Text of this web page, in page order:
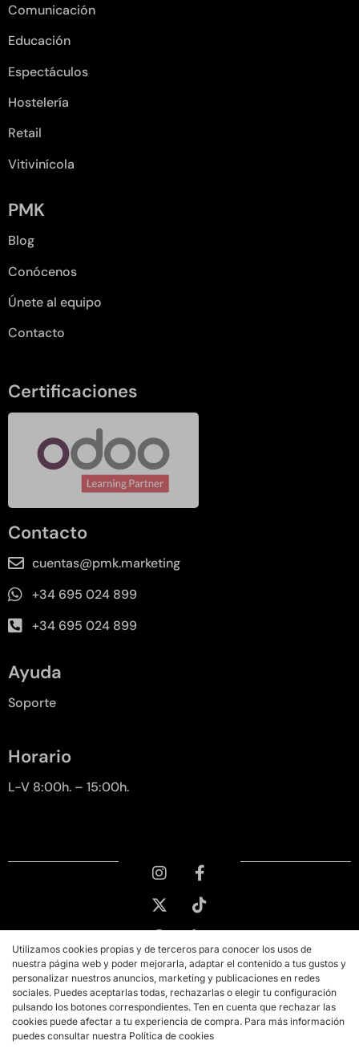
Comunicación
Educación
Espectáculos
Hostelería
Retail
Vitivinícola
PMK
Blog
Conócenos
Únete al equipo
Contacto
Certificaciones
Contacto
cuentas@pmk.marketing
+34 695 024 899
+34 695 024 899
Ayuda
Soporte
Horario
L-V 8:00h. – 15:00h.
Utilizamos cookies propias y de terceros para conocer los usos de
nuestra página web y poder mejorarla, adaptar el contenido a tus gustos y
personalizar nuestros anuncios, marketing y publicaciones en redes
sociales. Puedes aceptarlas todas, rechazarlas o elegir tu configuración
pulsando los botones correspondientes. Ten en cuenta que rechazar las
cookies puede afectar a tu experiencia de compra. Para más información
puedes consultar nuestra Política de cookies